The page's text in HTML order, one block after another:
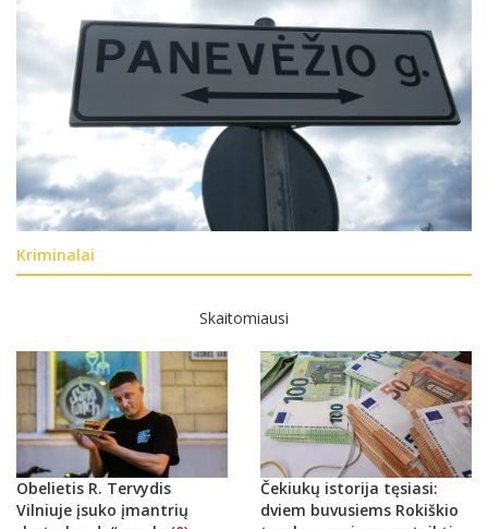
Kriminalai
Skaitomiausi
Obelietis R. Tervydis
Vilniuje įsuko įmantrių
Čekiukų istorija tęsiasi:
dviem buvusiems Rokiškio